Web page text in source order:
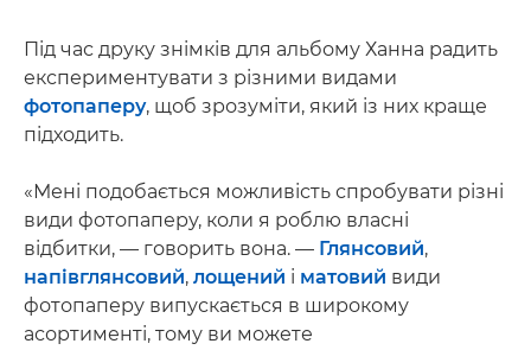
Під час друку знімків для альбому Ханна радить
експериментувати з різними видами
фотопаперу, щоб зрозуміти, який із них краще
підходить.
«Мені подобається можливість спробувати різні
види фотопаперу, коли я роблю власні
відбитки, — говорить вона. — Глянсовий,
напівглянсовий, лощений і матовий види
фотопаперу випускається в широкому
асортименті, тому ви можете